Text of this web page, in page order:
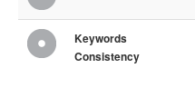
Keywords
Consistency